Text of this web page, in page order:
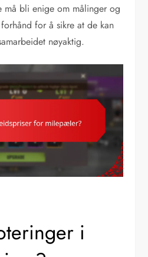
må bli enige om målinger og
for å sikre at de kan
nøyaktig.
i